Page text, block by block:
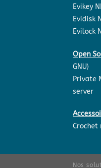
Evikey
Evidisk
Evilock
Open
GNU)
Private
server
Nos